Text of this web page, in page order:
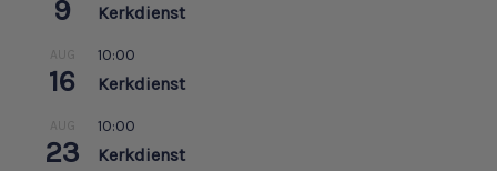
9 Kerkdienst
AUG
16
10:00
Kerkdienst
AUG
23
10:00
Kerkdienst